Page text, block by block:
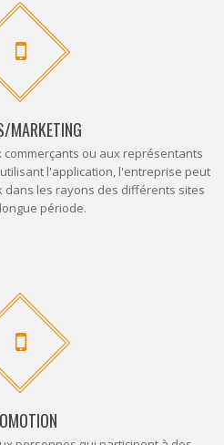
MARKETING
ou aux représentants
l'application, l'entreprise peut
dans les rayons des différents sites
période.